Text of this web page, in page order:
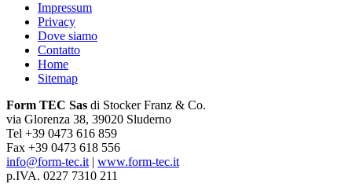
Impressum
Privacy
Dove siamo
Contatto
Home
Sitemap
Form TEC Sas di Stocker Franz & Co.
via Glorenza 38, 39020 Sluderno
Tel +39 0473 616 859
Fax +39 0473 618 556
info@form-tec.it| www.form-tec.it
p.IVA. 0227 7310 211